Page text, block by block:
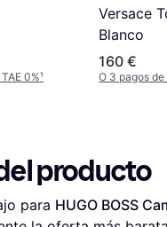
0%¹
Versace
Blanco
160 €
O 3 pagos
producto
para HUGO BOSS